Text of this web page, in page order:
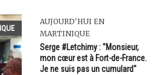
AUJOURD'HUI EN
MARTINIQUE
Serge #Letchimy : "Monsieur,
mon cœur est à Fort-de-France.
Je ne suis pas un cumulard"